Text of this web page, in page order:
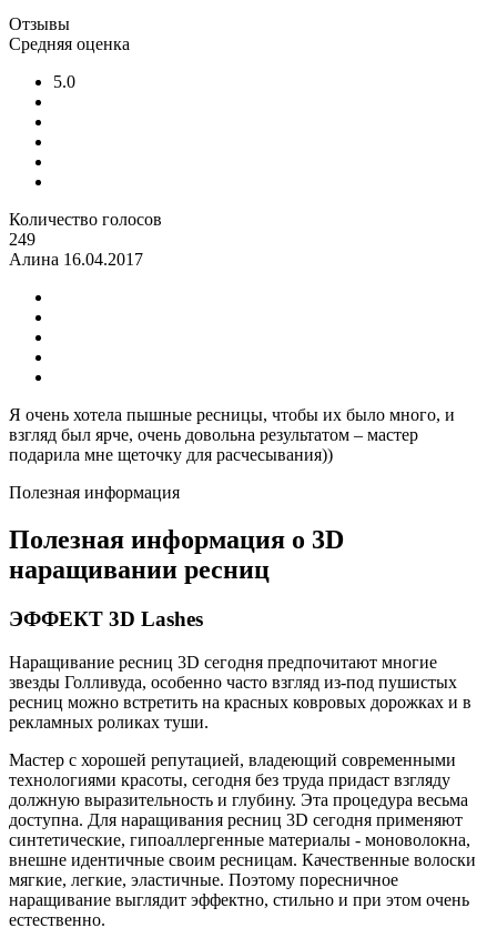
Отзывы
Средняя оценка
5.0
Количество голосов
249
Алина 16.04.2017
Я очень хотела пышные ресницы, чтобы их было много, и
взгляд был ярче, очень довольна результатом – мастер
подарила мне щеточку для расчесывания))
Полезная информация
Полезная информация о 3D
наращивании ресниц
ЭФФЕКТ 3D Lashes
Наращивание ресниц 3D сегодня предпочитают многие
звезды Голливуда, особенно часто взгляд из-под пушистых
ресниц можно встретить на красных ковровых дорожках и в
рекламных роликах туши.
Мастер с хорошей репутацией, владеющий современными
технологиями красоты, сегодня без труда придаст взгляду
должную выразительность и глубину. Эта процедура весьма
доступна. Для наращивания ресниц 3D сегодня применяют
синтетические, гипоаллергенные материалы - моноволокна,
внешне идентичные своим ресницам. Качественные волоски
мягкие, легкие, эластичные. Поэтому поресничное
наращивание выглядит эффектно, стильно и при этом очень
естественно.